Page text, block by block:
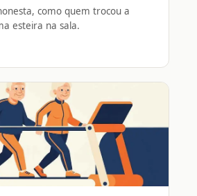
como quem trocou a
esteira na sala.